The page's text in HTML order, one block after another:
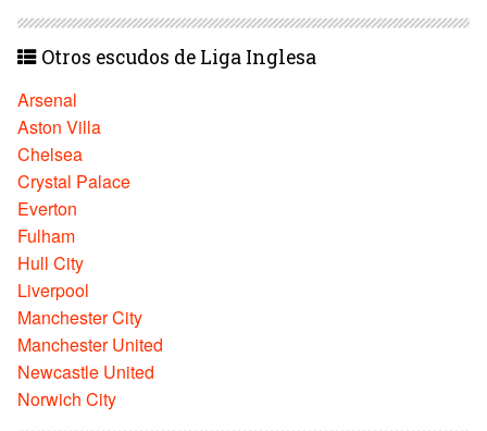
Otros escudos de Liga Inglesa
Arsenal
Aston Villa
Chelsea
Crystal Palace
Everton
Fulham
Hull City
Liverpool
Manchester City
Manchester United
Newcastle United
Norwich City